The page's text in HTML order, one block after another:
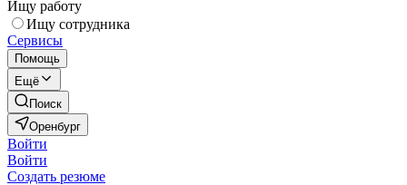
Ищу работу
Ищу сотрудника
Сервисы
Помощь
Ещё
Поиск
Оренбург
Войти
Войти
Создать резюме